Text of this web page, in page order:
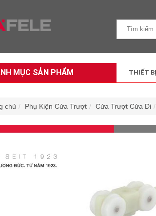
MỤC SẢN PHẨM THIẾT
chủ Phụ Kiện Cửa Trượt Cửa Trượt Cửa Đi